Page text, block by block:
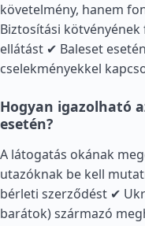
követelmény, hanem
Biztosítási
ellátást ✔ Baleset
cselekményekkel
Hogyan igazolható
esetén?
A látogatás okának
utazóknak be kell
bérleti szerződést ✔
barátok) származó